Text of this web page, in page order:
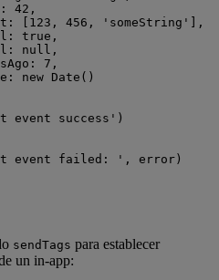
42 ,
[ 123 , 456 , ' someString ' ],
true ,
null ,
7 ,
new Date ()
event success ' )
event failed: ' , error)
sendTags para establecer
un in-app: